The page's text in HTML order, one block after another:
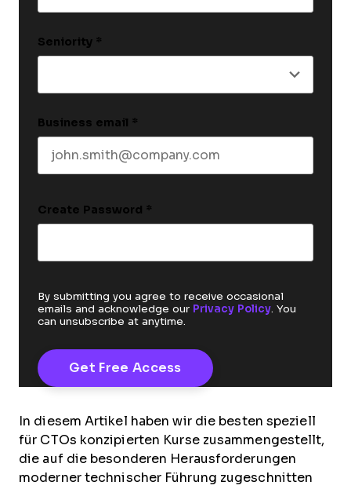
Seniority *
Business email *
Create Password *
By submitting you agree to receive occasional
emails and acknowledge our Privacy Policy. You
can unsubscribe at anytime.
In diesem Artikel haben wir die besten speziell
für CTOs konzipierten Kurse zusammengestellt,
die auf die besonderen Herausforderungen
moderner technischer Führung zugeschnitten